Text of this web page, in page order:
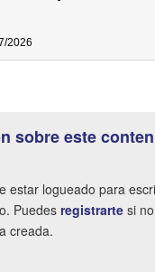
2026
sobre este
estar logueado para
Puedes registrarte si
creada.